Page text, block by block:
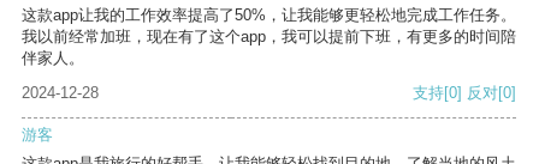
这款app让我的工作效率提高了50%，让我能够更轻松地完成工作任务。
我以前经常加班，现在有了这个app，我可以提前下班，有更多的时间陪
伴家人。
2024-12-28
支持[0] 反对[0]
游客